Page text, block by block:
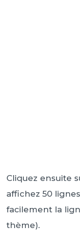
Cliquez ensuite
affichez 50
facilement la
thème).